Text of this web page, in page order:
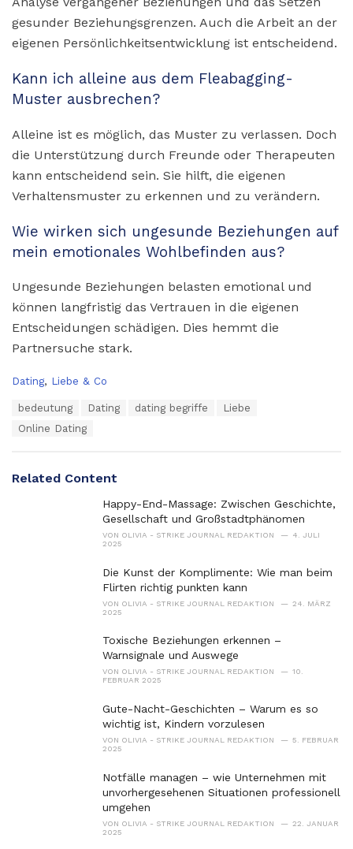
gesunder Beziehungsgrenzen. Auch die Arbeit an der
eigenen Persönlichkeitsentwicklung ist entscheidend.
Kann ich alleine aus dem Fleabagging-
Muster ausbrechen?
Alleine ist es möglich, das Muster zu verlassen. Doch
die Unterstützung durch Freunde oder Therapeuten
kann entscheidend sein. Sie hilft, die eigenen
Verhaltensmuster zu erkennen und zu verändern.
Wie wirken sich ungesunde Beziehungen auf
mein emotionales Wohlbefinden aus?
Ungesunde Beziehungen belasten emotional und
können langfristig das Vertrauen in die eigenen
Entscheidungen schädigen. Dies hemmt die
Partnersuche stark.
C
i
Dating, Liebe & Co
bedeutung Dating dating begriffe
Liebe
Online Dating
Related Content
Happy-End-Massage: Zwischen Geschichte,
Gesellschaft und Großstadtphänomen
VON OLIVIA - STRIKE JOURNAL REDAKTION
4. JULI
2025
Die Kunst der Komplimente: Wie man beim
Flirten richtig punkten kann
VON OLIVIA - STRIKE JOURNAL REDAKTION
24. MÄRZ
2025
Toxische Beziehungen erkennen –
Warnsignale und Auswege
VON OLIVIA - STRIKE JOURNAL REDAKTION
10.
FEBRUAR 2025
Gute-Nacht-Geschichten – Warum es so
wichtig ist, Kindern vorzulesen
VON OLIVIA - STRIKE JOURNAL REDAKTION
5. FEBRUAR
2025
Notfälle managen – wie Unternehmen mit
unvorhergesehenen Situationen professionell
umgehen
VON OLIVIA - STRIKE JOURNAL REDAKTION
22. JANUAR
2025